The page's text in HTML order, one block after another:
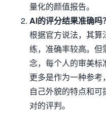
量化的颜值报告。
AI的评分结果准确吗？
根据官方说法，其算
练，准确率较高。
念，每个人的审美标
更多是作为一种参
自己外貌的特点和
对的评判。